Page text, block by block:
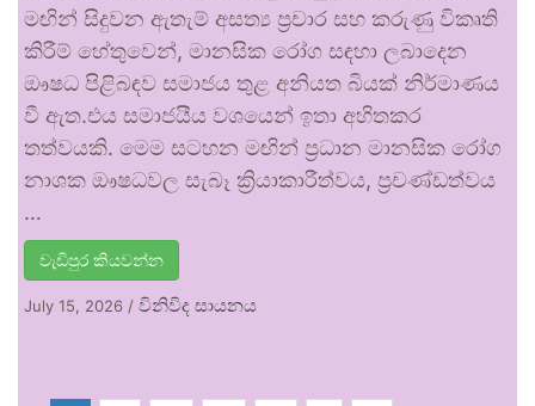
මඟින් සිදුවන ඇතැම් අසත්‍ය ප්‍රචාර සහ කරුණු විකෘති
කිරීම් හේතුවෙන්, මානසික රෝග සඳහා ලබාදෙන
ඖෂධ පිළිබඳව සමාජය තුළ අනියත බියක් නිර්මාණය
වී ඇත.එය සමාජයීය වශයෙන් ඉතා අහිතකර
තත්වයකි. මෙම සටහන මඟින් ප්‍රධාන මානසික රෝග
නාශක ඖෂධවල සැබෑ ක්‍රියාකාරීත්වය, ප්‍රචණ්ඩත්වය
…
වැඩිපුර කියවන්න
July 15, 2026 / විනිවිද සායනය